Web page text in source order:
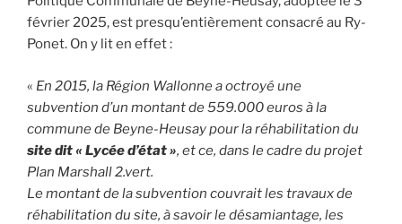
février 2025, est presqu’entièrement consacré au Ry-
Ponet. On y lit en effet :
« En 2015, la Région Wallonne a octroyé une
subvention d’un montant de 559.000 euros à la
commune de Beyne-Heusay pour la réhabilitation du
site dit « Lycée d’état », et ce, dans le cadre du projet
Plan Marshall 2.vert.
Le montant de la subvention couvrait les travaux de
réhabilitation du site, à savoir le désamiantage, les